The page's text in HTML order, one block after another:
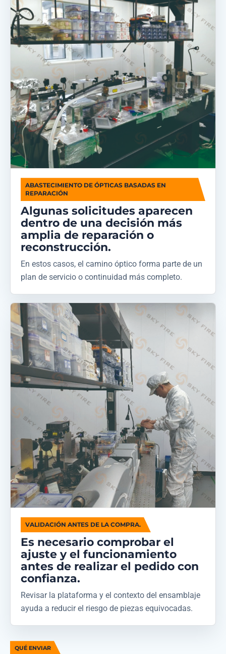
ABASTECIMIENTO DE ÓPTICAS BASADAS EN
REPARACIÓN
Algunas solicitudes aparecen
dentro de una decisión más
amplia de reparación o
reconstrucción.
En estos casos, el camino óptico forma parte de un
plan de servicio o continuidad más completo.
VALIDACIÓN ANTES DE LA COMPRA.
Es necesario comprobar el
ajuste y el funcionamiento
antes de realizar el pedido con
confianza.
Revisar la plataforma y el contexto del ensamblaje
ayuda a reducir el riesgo de piezas equivocadas.
QUÉ ENVIAR